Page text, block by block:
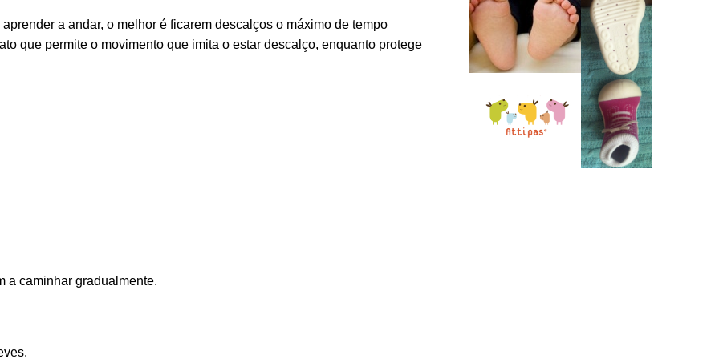
a andar, o melhor é ficarem descalços o máximo de tempo
que permite o movimento que imita o estar descalço, enquanto protege
a caminhar gradualmente.